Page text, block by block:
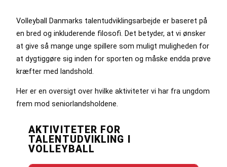
Volleyball Danmarks talentudviklingsarbejde er baseret på
en bred og inkluderende filosofi. Det betyder, at vi ønsker
at give så mange unge spillere som muligt muligheden for
at dygtiggøre sig inden for sporten og måske endda prøve
kræfter med landshold.
Her er en oversigt over hvilke aktiviteter vi har fra ungdom
frem mod seniorlandsholdene.
AKTIVITETER FOR
TALENTUDVIKLING I
VOLLEYBALL